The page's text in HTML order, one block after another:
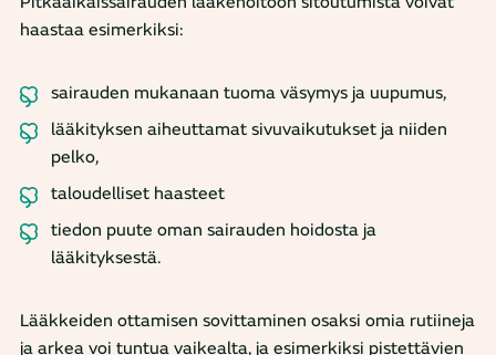
haastaa esimerkiksi:
sairauden mukanaan tuoma väsymys ja uupumus,
lääkityksen aiheuttamat sivuvaikutukset ja niiden
pelko,
taloudelliset haasteet
tiedon puute oman sairauden hoidosta ja
lääkityksestä.
Lääkkeiden ottamisen sovittaminen osaksi omia rutiineja
ja arkea voi tuntua vaikealta, ja esimerkiksi pistettävien